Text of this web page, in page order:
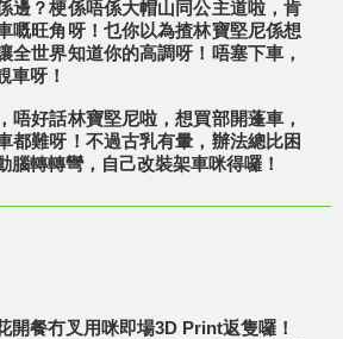
邊？梗係唔係大帽山同公主道啦，肯
嘅旺角呀！乜你以為揸林寶堅尼係想
全世界知道你的高調呀！唔塞下車，
車呀！
唔好話林寶堅尼啦，想買部開蓬車，
都難呀！不過古乳有暈，辦法總比困
腦轉轉彎，自己改裝架車咪得囉！
開餐冇叉用咪即場3D Print返隻囉！